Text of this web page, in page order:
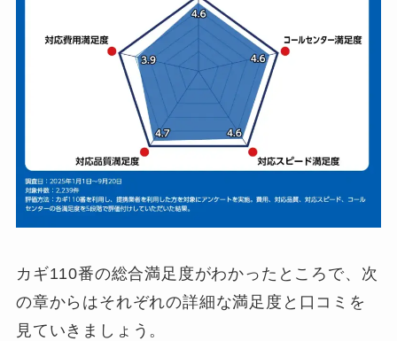
カギ110番の総合満足度がわかったところで、次
の章からはそれぞれの詳細な満足度と口コミを
見ていきましょう。